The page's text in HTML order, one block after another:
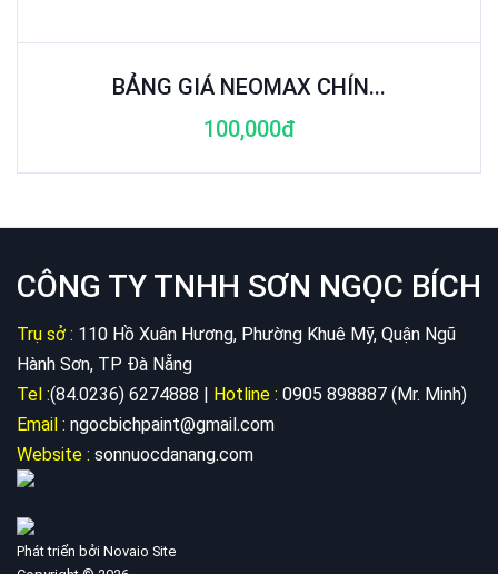
BẢNG GIÁ NEOMAX CHÍN...
100,000đ
CÔNG TY TNHH SƠN NGỌC BÍCH
Trụ sở : 110 Hồ Xuân Hương, Phường Khuê Mỹ, Quận Ngũ
Hành Sơn, TP Đà Nẵng
Tel :(84.0236) 6274888 | Hotline : 0905 898887 (Mr. Minh)
Email : ngocbichpaint@gmail.com
Website : sonnuocdanang.com
Phát triển bởi Novaio Site